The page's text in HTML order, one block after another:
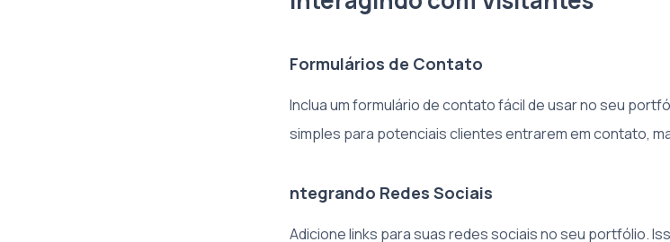
Formulários de Contato
Inclua um formulário de contato fácil de usar no seu
simples para potenciais clientes entrarem em contato,
ntegrando Redes Sociais
Adicione links para suas redes sociais no seu portfólio.